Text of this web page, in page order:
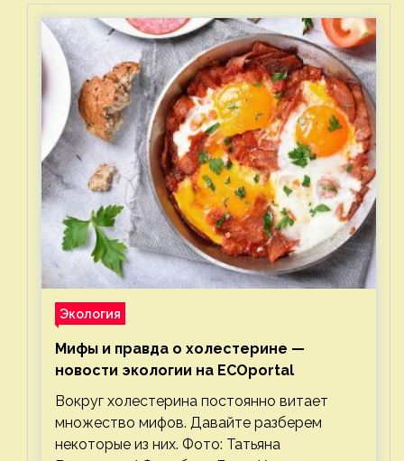
Экология
Мифы и правда о холестерине —
новости экологии на ECOportal
Вокруг холестерина постоянно витает
множество мифов. Давайте разберем
некоторые из них. Фото: Татьяна